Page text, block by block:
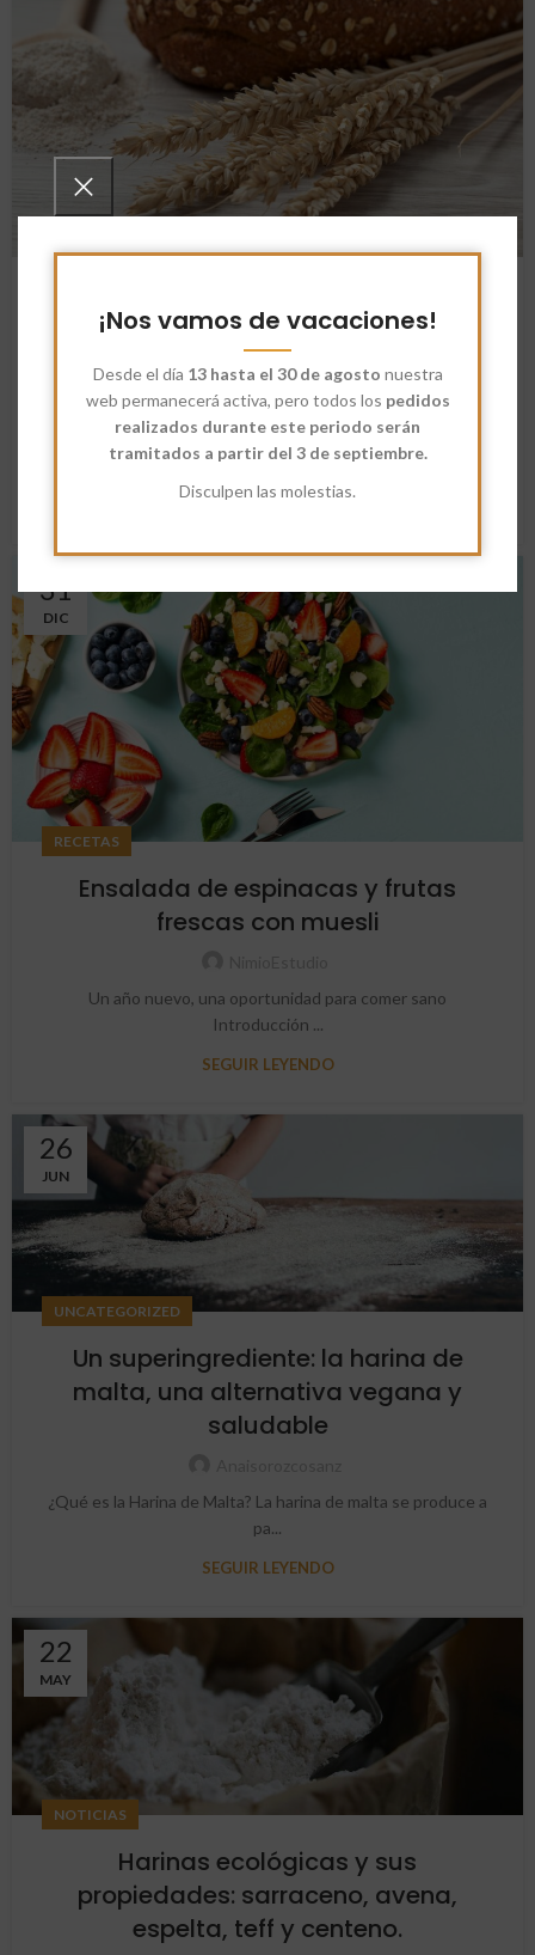
¡Nos vamos de vacaciones!
Desde el día 13 hasta el 30 de agosto nuestra
web permanecerá activa, pero todos los pedidos
realizados durante este periodo serán
tramitados a partir del 3 de septiembre.
Disculpen las molestias.
NOTICIAS
Propiedades beneficiosas de los
alimentos integrales
NimioEstudio
Las harinas ecológicas ofrecen una amplia gama de sabores y
beneficios nutricionales. Propiedades de las harinas de
sarraceno, avena, espelta, teff y centeno.
SEGUIR LEYENDO
31
DIC
RECETAS
Ensalada de espinacas y frutas
frescas con muesli
Un año nuevo, una oportunidad para comer sano
Introducción ...
SEGUIR LEYENDO
26
JUN
UNCATEGORIZED
Un superingrediente: la harina de
malta, una alternativa vegana y
saludable
¿Qué es la Harina de Malta? La harina de malta se produce a
pa...
SEGUIR LEYENDO
22
MAY
NOTICIAS
Harinas ecológicas y sus
propiedades: sarraceno, avena,
espelta, teff y centeno.